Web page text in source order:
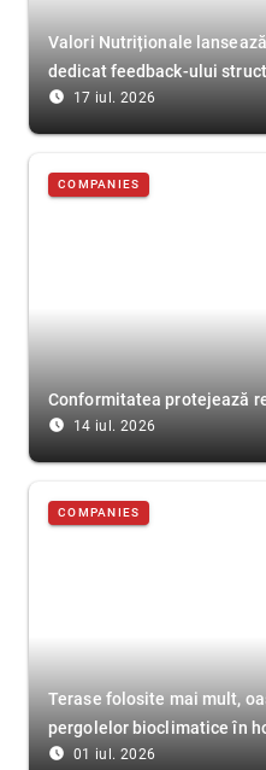
Valori Nutriționale
dedicat feedback-ului
access_time_filled 17 iul. 2026
COMPANIES
Conformitatea protejează
access_time_filled 14 iul. 2026
COMPANIES
Terase folosite mai mult,
pergolelor bioclimatice în
access_time_filled 01 iul. 2026